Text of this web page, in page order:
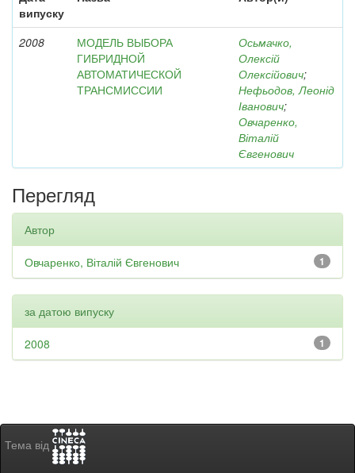
випуску
2008
МОДЕЛЬ ВЫБОРА
ГИБРИДНОЙ
АВТОМАТИЧЕСКОЙ
ТРАНСМИССИИ
Осьмачко,
Олексій
Олексійович;
Нефьодов, Леонід
Іванович;
Овчаренко,
Віталій
Євгенович
Перегляд
Автор
1
Овчаренко, Віталій Євгенович
за датою випуску
1
2008
Тема від